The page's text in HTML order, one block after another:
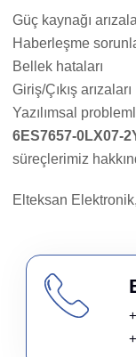
Güç kaynağı
Haberleşme
Bellek hataları
Giriş/Çıkış arızaları
Yazılımsal
6ES7657-0LX07-
süreçlerimiz
Elteksan